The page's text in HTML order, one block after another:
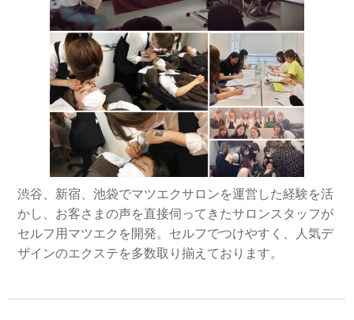
渋谷、新宿、池袋でマツエクサロンを運営した経験を活
かし、お客さまの声を直接伺ってきたサロンスタッフが
セルフ用マツエクを開発。セルフでつけやすく、人気デ
ザインのエクステを多数取り揃えております。